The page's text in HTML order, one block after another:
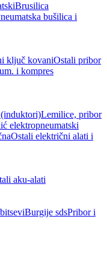
Brusilica
bušilica i
ključ kovaniOstali pribor
i kompres
Lemilice, pribor
elektropneumatski
Ostali električni alati i
aku-alati
Burgije sdsPribor i